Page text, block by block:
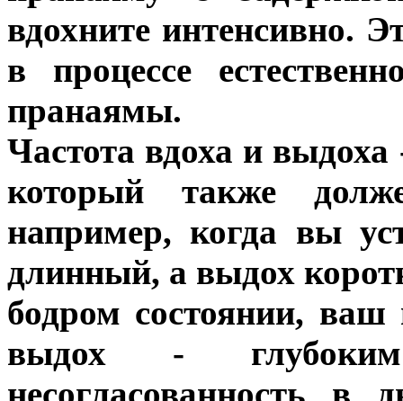
вдохните интенсивно.
в процессе
пранаямы.
Частота вдоха и
который также
например, когда вы
длинный, а выдох
бодром состоянии, ваш
выдох -
несогласованность в